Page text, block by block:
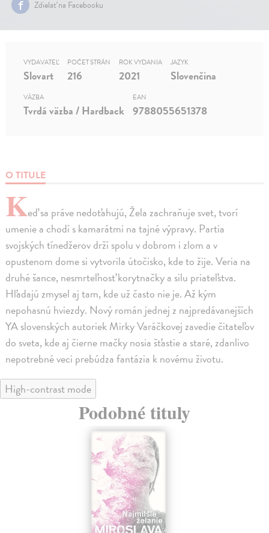
Zdielať na Facebooku
O TITULE
Keď sa práve nedoťahujú, Žela zachraňuje svet, tvorí
umenie a chodí s kamarátmi na tajné výpravy. Partia
svojských tínedžerov drží spolu v dobrom i zlom a v
opustenom dome si vytvorila útočisko, kde to žije. Veria na
druhé šance, nesmrteľnosť korytnačky a silu priateľstva.
Hľadajú zmysel aj tam, kde už často nie je. Až kým
nepohasnú hviezdy. Nový román jednej z najpredávanejších
YA slovenských autoriek Mirky Varáčkovej zavedie čitateľov
do sveta, kde aj čierne mačky nosia šťastie a staré, zdanlivo
nepotrebné veci prebúdza fantázia k novému životu.
VYDAVATEĽ
Slovart
POČET STRÁN
216
ROK VYDANIA
2021
JAZYK
Slovenčina
VÄZBA
Tvrdá väzba / Hardback
EAN
9788055651378
High-contrast mode
Podobné tituly